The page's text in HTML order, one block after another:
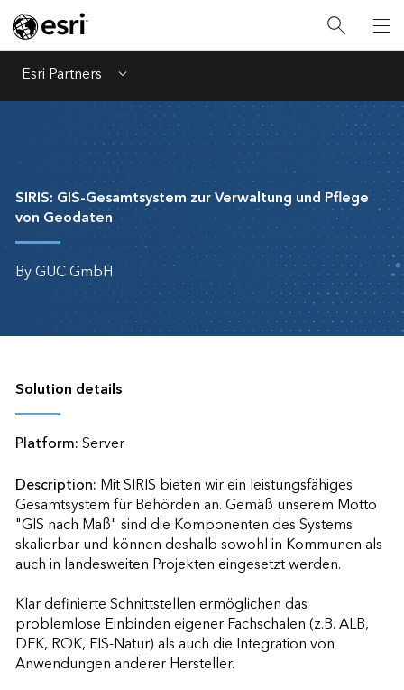
Esri Partners Menu
SIRIS: GIS-Gesamtsystem zur Verwaltung und Pflege
von Geodaten
By GUC GmbH
Solution details
Platform:Server
Description: Mit SIRIS bieten wir ein leistungsfähiges
Gesamtsystem für Behörden an. Gemäß unserem Motto
"GIS nach Maß" sind die Komponenten des Systems
skalierbar und können deshalb sowohl in Kommunen als
auch in landesweiten Projekten eingesetzt werden.
Klar definierte Schnittstellen ermöglichen das
problemlose Einbinden eigener Fachschalen (z.B. ALB,
DFK, ROK, FIS-Natur) als auch die Integration von
Anwendungen anderer Hersteller.